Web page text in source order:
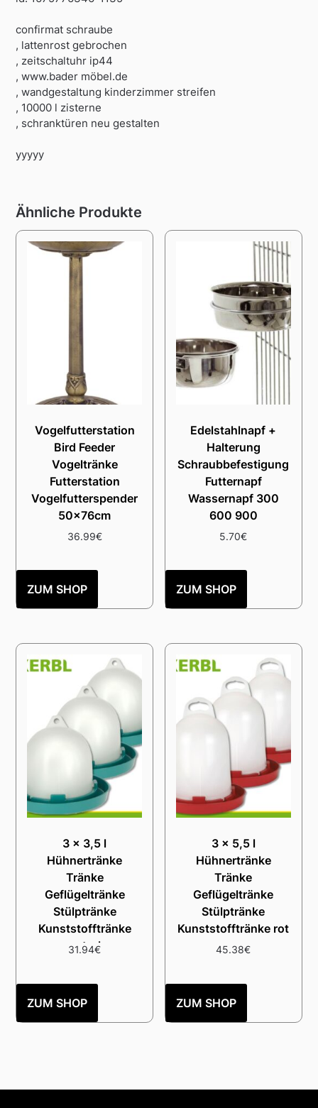
confirmat schraube
, lattenrost gebrochen
, zeitschaltuhr ip44
, www.bader möbel.de
, wandgestaltung kinderzimmer streifen
, 10000 l zisterne
, schranktüren neu gestalten
yyyyy
Ähnliche Produkte
Vogelfutterstation
Bird Feeder
Vogeltränke
Futterstation
Vogelfutterspender
50x76cm
36.99€
ZUM SHOP
Edelstahlnapf +
Halterung
Schraubbefestigung
Futternapf
Wassernapf 300
600 900
5.70€
ZUM SHOP
3 x 3,5 l
Hühnertränke
Tränke
Geflügeltränke
Stülptränke
Kunststofftränke
petrol
31.94€
ZUM SHOP
3 x 5,5 l
Hühnertränke
Tränke
Geflügeltränke
Stülptränke
Kunststofftränke rot
45.38€
ZUM SHOP